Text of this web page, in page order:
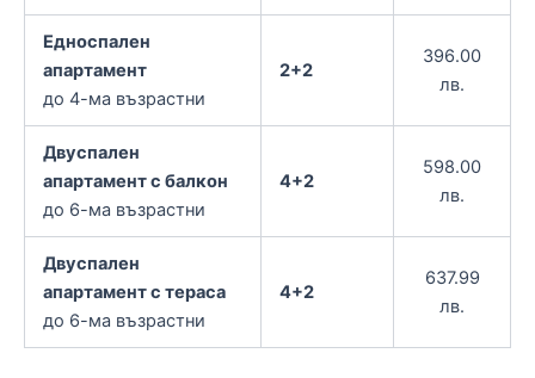
Едноспален
апартамент
до 4-ма възрастни
2+2
396.00
лв.
Двуспален
апартамент с балкон
до 6-ма възрастни
4+2
598.00
лв.
Двуспален
апартамент с тераса
до 6-ма възрастни
4+2
637.99
лв.